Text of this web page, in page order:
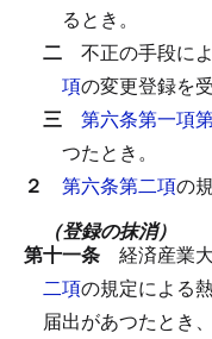
るとき。
二 不正の手段に
項の変更登録を
三 第六条第一項
つたとき。
２ 第六条第二項の
（登録の抹消）
第十一条 経済産業大
二項の規定による
届出があつたとき